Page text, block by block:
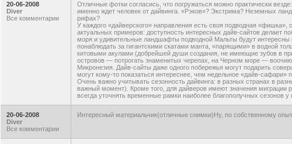
20-06-2008
Diver
Все комментарии
Отличные фотки согласись, что погружаться можно практически
именно ждет человек от дайвинга. «Рэков»? Экстрима? Неземных
рифах?
У каждого «дайверского» направления есть своя подводная
актуальных примеров: доступность интересных дайв-сайтов делает
моря и удивительные ландшафты подводной Мальты будут
понаблюдать за гигантскими скатами манта, «парящими» в водной
китовыми акулами (добрейшей души создания, не имеющие зубов в
островов — потрогать знаменитых черепах, на Черном море —
Микронезия. Дайв-сайты даже одного побережья могут подарить
могут кому-то показаться интереснее, чем недельное «дайв-сафари»
Очень важно учитывать сезонность дайвинга: в разных странах в
важный момент). Кроме того, для дайверов имеют значения миграции
всегда уточнять временные рамки наиболее благополучных сезонов
20-06-2008
Diver
Все комментарии
Интересный материальчик(отличные снимки)Ну, по собственному